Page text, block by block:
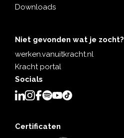
Downloads
Niet gevonden wat je zocht?
werken.vanuitkracht.nl
Kracht portal
Socials
Certificaten